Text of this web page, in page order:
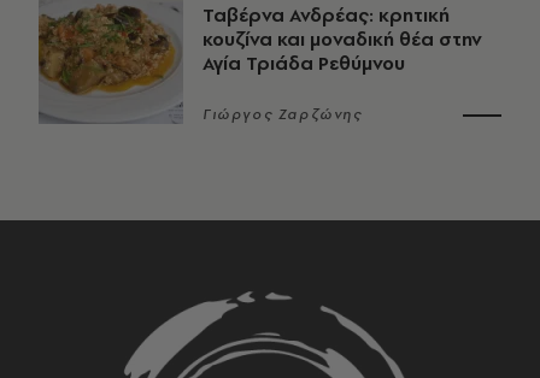
Ταβέρνα Ανδρέας: κρητική
κουζίνα και μοναδική θέα στην
Αγία Τριάδα Ρεθύμνου
Γιώργος Ζαρζώνης